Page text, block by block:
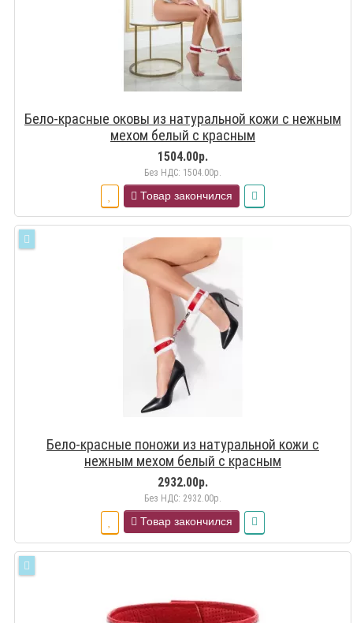
Бело-красные оковы из натуральной кожи с нежным
мехом белый с красным
1504.00р.
Без НДС: 1504.00р.
Товар закончился
Бело-красные поножи из натуральной кожи с
нежным мехом белый с красным
2932.00р.
Без НДС: 2932.00р.
Товар закончился